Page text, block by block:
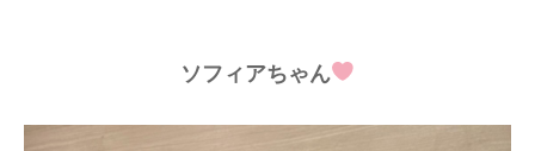
ソフィアちゃん